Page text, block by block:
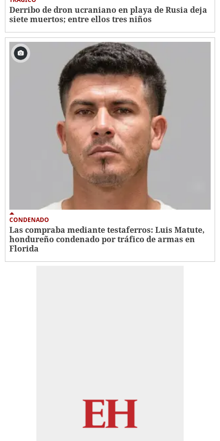
Derribo de dron ucraniano en playa de Rusia deja
siete muertos; entre ellos tres niños
CONDENADO
Las compraba mediante testaferros: Luis Matute,
hondureño condenado por tráfico de armas en
Florida